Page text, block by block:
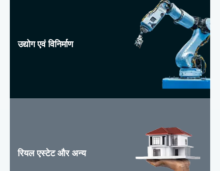
उद्योग एवं विनिर्माण
रियल एस्टेट और अन्य